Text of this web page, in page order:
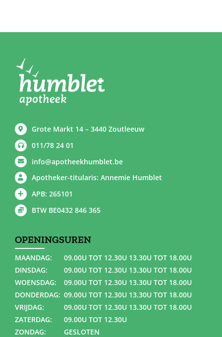
Grote Markt 14 – 3440 Zoutleeuw
011/78 24 01
info@apotheekhumblet.be
Apotheker-titularis: Annemie Humblet
APB: 265101
BTW BE0432 846 365
OPENINGSUREN
MAANDAG:
09.00U TOT 12.30U 13.30U TOT 18.00U
DINSDAG:
09.00U TOT 12.30U 13.30U TOT 18.00U
WOENSDAG:
09.00U TOT 12.30U 13.30U TOT 18.00U
DONDERDAG: 09.00U TOT 12.30U 13.30U TOT 18.00U
VRIJDAG:
09.00U TOT 12.30U 13.30U TOT 18.00U
ZATERDAG:
09.00U TOT 12.30U
ZONDAG:
GESLOTEN